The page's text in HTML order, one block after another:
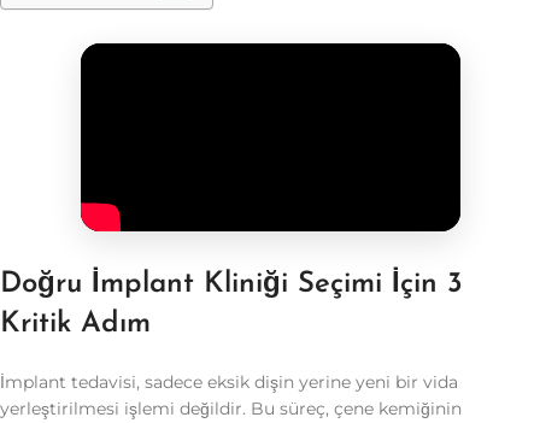
Doğru İmplant Kliniği Seçimi İçin 3
Kritik Adım
İmplant tedavisi, sadece eksik dişin yerine yeni bir vida
yerleştirilmesi işlemi değildir. Bu süreç, çene kemiğinin